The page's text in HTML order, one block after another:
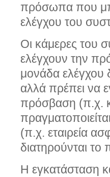
πρόσωπα που
ελέγχου του
Οι κάμερες του
ελέγχουν την
μονάδα ελέγχου
αλλά πρέπει να
πρόσβαση (π.χ.
(π.χ. εταιρεία
διατηρούνται
Η εγκατάσταση